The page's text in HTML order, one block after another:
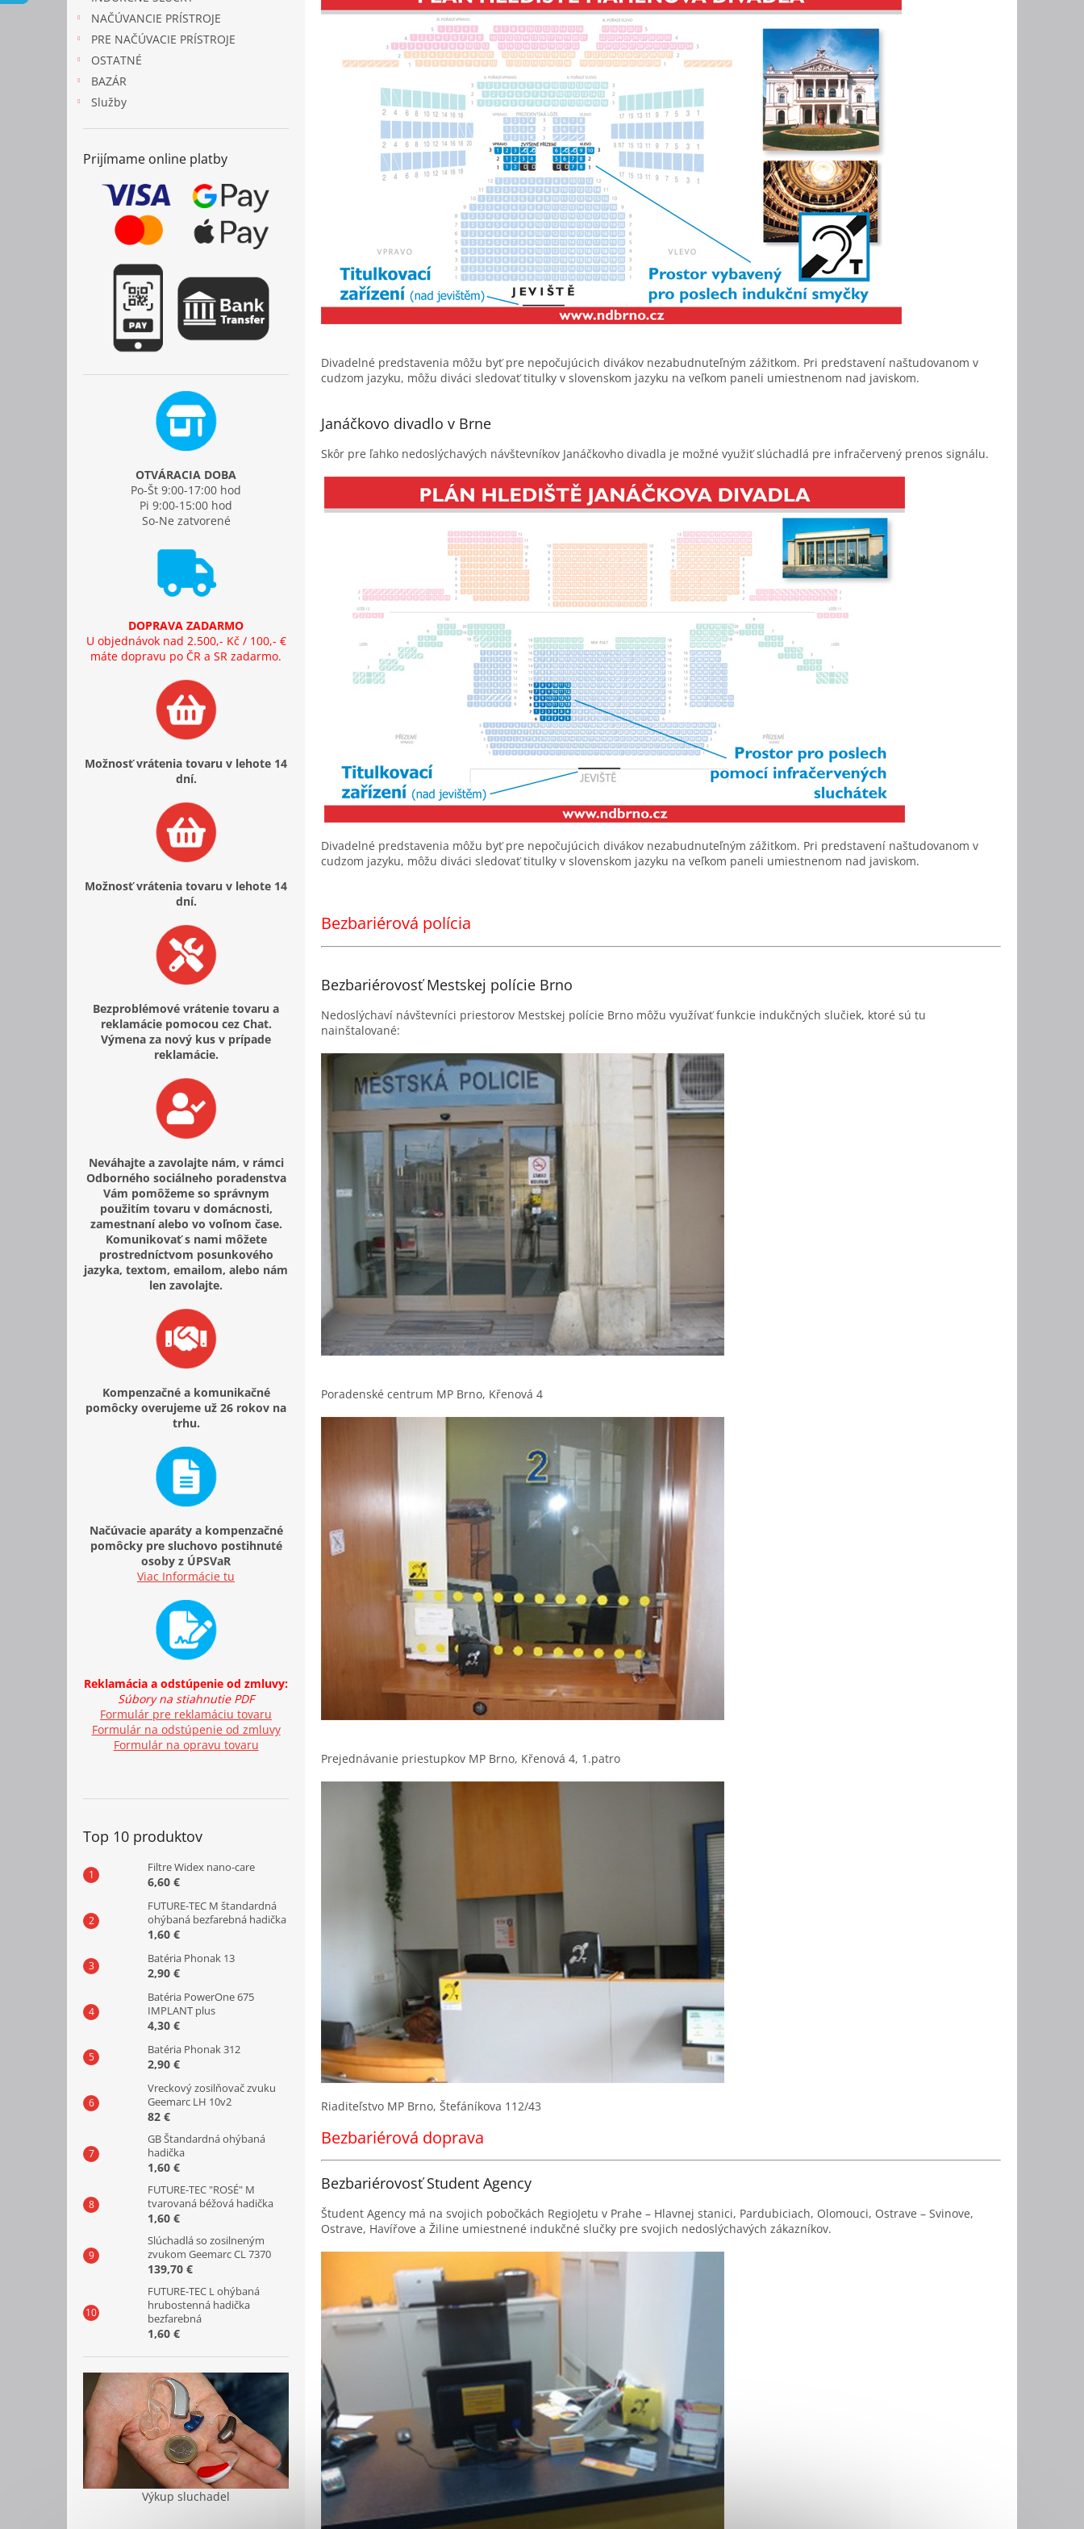
NAČÚVANCIE PRÍSTROJE
PRE NAČÚVACIE PRÍSTROJE
OSTATNÉ
BAZÁR
Služby
Prijímame online platby
OTVÁRACIA DOBA
Po-Št 9:00-17:00 hod
Pi 9:00-15:00 hod
So-Ne zatvorené
DOPRAVA ZADARMO
U objednávok nad 2.500,- Kč / 100,- €
máte dopravu po ČR a SR zadarmo.
Možnosť vrátenia tovaru v lehote 14
dní.
Možnosť vrátenia tovaru v lehote 14
dní.
Bezproblémové vrátenie tovaru a
reklamácie pomocou cez Chat.
Výmena za nový kus v prípade
reklamácie.
Neváhajte a zavolajte nám, v rámci
Odborného sociálneho poradenstva
Vám pomôžeme so správnym
použitím tovaru v domácnosti,
zamestnaní alebo vo voľnom čase.
Komunikovať s nami môžete
prostredníctvom posunkového
jazyka, textom, emailom, alebo nám
len zavolajte.
Kompenzačné a komunikačné
pomôcky overujeme už 26 rokov na
trhu.
Načúvacie aparáty a kompenzačné
pomôcky pre sluchovo postihnuté
osoby z ÚPSVaR
Viac Informácie tu
Reklamácia a odstúpenie od zmluvy:
Súbory na stiahnutie PDF
Formulár pre reklamáciu tovaru
Formulár na odstúpenie od zmluvy
Formulár na opravu tovaru
Top 10 produktov
Filtre Widex nano-care
6,60 €
FUTURE-TEC M štandardná
ohýbaná bezfarebná hadička
1,60 €
Batéria Phonak 13
2,90 €
Batéria PowerOne 675
IMPLANT plus
4,30 €
Batéria Phonak 312
2,90 €
Vreckový zosilňovač zvuku
Geemarc LH 10v2
82 €
GB Štandardná ohýbaná
hadička
1,60 €
FUTURE-TEC "ROSÉ" M
tvarovaná béžová hadička
1,60 €
Slúchadlá so zosilneným
zvukom Geemarc CL 7370
139,70 €
FUTURE-TEC L ohýbaná
hrubostenná hadička
bezfarebná
1,60 €
Výkup sluchadel
Divadelné predstavenia môžu byť pre nepočujúcich divákov nezabudnuteľným zážitkom. Pri predstavení naštudovanom v
cudzom jazyku, môžu diváci sledovať titulky v slovenskom jazyku na veľkom paneli umiestnenom nad javiskom.
Janáčkovo divadlo v Brne
Skôr pre ľahko nedoslýchavých návštevníkov Janáčkovho divadla je možné využiť slúchadlá pre infračervený prenos signálu.
Divadelné predstavenia môžu byť pre nepočujúcich divákov nezabudnuteľným zážitkom. Pri predstavení naštudovanom v
cudzom jazyku, môžu diváci sledovať titulky v slovenskom jazyku na veľkom paneli umiestnenom nad javiskom.
Bezbariérová polícia
Bezbariérovosť Mestskej polície Brno
Nedoslýchaví návštevníci priestorov Mestskej polície Brno môžu využívať funkcie indukčných slučiek, ktoré sú tu
nainštalované:
Poradenské centrum MP Brno, Křenová 4
Prejednávanie priestupkov MP Brno, Křenová 4, 1.patro
Riaditeľstvo MP Brno, Štefáníkova 112/43
Bezbariérová doprava
Bezbariérovosť Student Agency
Študent Agency má na svojich pobočkách RegioJetu v Prahe – Hlavnej stanici, Pardubiciach, Olomouci, Ostrave – Svinove,
Ostrave, Havířove a Žiline umiestnené indukčné slučky pre svojich nedoslýchavých zákazníkov.